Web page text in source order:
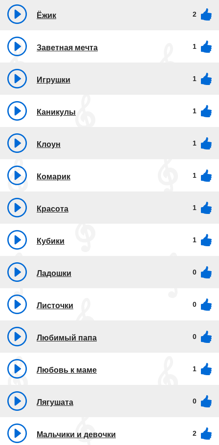
Ёжик 2
Заветная мечта 1
Игрушки 1
Каникулы 1
Клоун 1
Комарик 1
Красота 1
Кубики 1
Ладошки 0
Листочки 0
Любимый папа 0
Любовь к маме 1
Лягушата 0
Мальчики и девочки 2